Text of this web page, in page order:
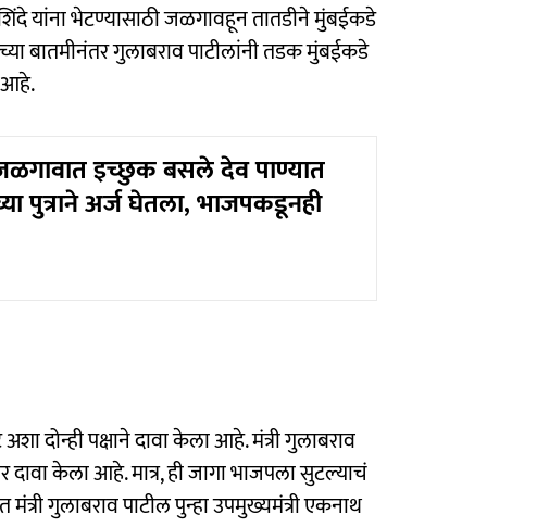
यांना भेटण्यासाठी जळगावहून तातडीने मुंबईकडे
बातमीनंतर गुलाबराव पाटीलांनी तडक मुंबईकडे
आहे.
इच्छुक बसले देव पाण्यात
पुत्राने अर्ज घेतला, भाजपकडूनही
दोन्ही पक्षाने दावा केला आहे. मंत्री गुलाबराव
दावा केला आहे. मात्र, ही जागा भाजपला सुटल्याचं
गुलाबराव पाटील पुन्हा उपमुख्यमंत्री एकनाथ